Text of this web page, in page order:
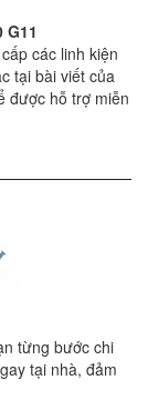
G11
các linh kiện
tại bài viết của
được hỗ trợ miễn
từng bước chi
tại nhà, đảm